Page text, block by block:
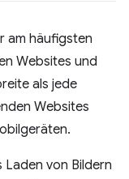
am häufigsten
Websites und
als jede
Websites
Laden von Bildern